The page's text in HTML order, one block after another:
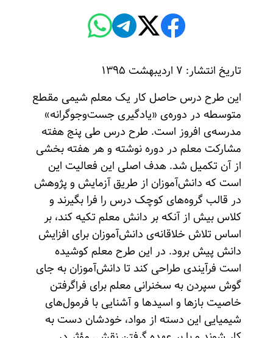
تاریخ انتشار: ۷ اردیبهشت ۱۳۹۵
این طرح درس حاصل کار یک معلم شیمی مقطع
متوسطه در دوره‌‌ی «یادگیری جست‌وجوگرانه»
مدرسه‌ی افروز است. طرح درس طی پنج هفته
مشارکت معلم در دوره نوشته و هر هفته بخشی
از آن تکمیل شد. هدف اصلی این فعالیت این
است که دانش‌آموزان از طریق آزمایش و پژوهش
در قالب گروه‌های کوچک درس را فرا بگیرند و
کلاس بیش از آنکه بر دانش معلم تکیه کند، بر
اساس تلاش خلاقانه‌ی دانش‌آموزان برای افزایش
دانش پیش برود. در این طرح معلم کوشیده
است فرآیندی طراحی کند تا دانش‌آموزان به جای
گوش سپردن به سخنرانی معلم برای فراگرفتن
خاصیت بازها و اسیدها و آشنایی با فرمول‌های
شیمیایی این دسته از مواد، خودشان دست به